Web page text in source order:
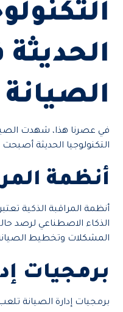
الصيانة
في عصرنا هذا، شهدت
التكنولوجيا الحديثة
أنظمة
أنظمة المراقبة الذكية
الذكاء الاصطناعي لرصد
المشكلات وتخطيط الصيانة
برمجيات
برمجيات إدارة الصيانة